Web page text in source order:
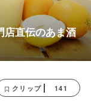
店直伝のあま酒
クリップ 141